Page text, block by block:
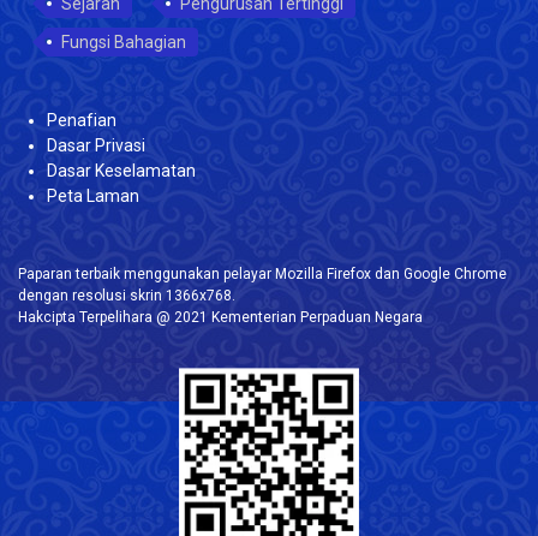
Fungsi Bahagian
Penafian
Dasar Privasi
Dasar Keselamatan
Peta Laman
Paparan terbaik menggunakan pelayar Mozilla Firefox dan Google Chrome
dengan resolusi skrin 1366x768.
Hakcipta Terpelihara @ 2021 Kementerian Perpaduan Negara